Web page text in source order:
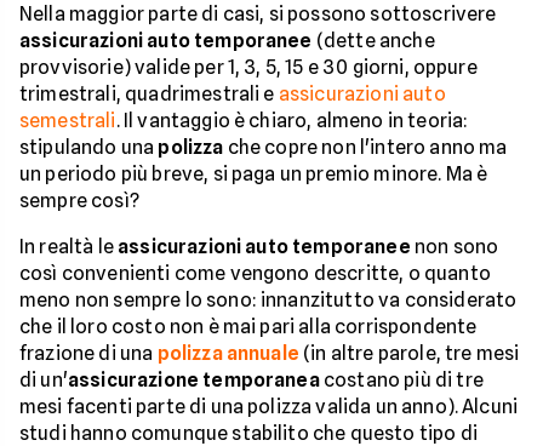
Nella maggior parte di casi, si possono sottoscrivere
assicurazioni auto temporanee (dette anche
provvisorie) valide per 1, 3, 5, 15 e 30 giorni, oppure
trimestrali, quadrimestrali e assicurazioni auto
semestrali. Il vantaggio è chiaro, almeno in teoria:
stipulando una polizza che copre non l'intero anno ma
un periodo più breve, si paga un premio minore. Ma è
sempre così?
In realtà le assicurazioni auto temporanee non sono
così convenienti come vengono descritte, o quanto
meno non sempre lo sono: innanzitutto va considerato
che il loro costo non è mai pari alla corrispondente
frazione di una polizza annuale (in altre parole, tre mesi
di un'assicurazione temporaneacostano più di tre
mesi facenti parte di una polizza valida un anno). Alcuni
studi hanno comunque stabilito che questo tipo di